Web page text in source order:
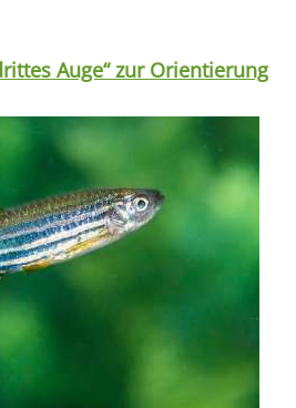
Auge“ zur Orientierung